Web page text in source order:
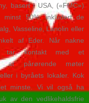
basert i USA, («FMC»)
50%, inkludert de
Vasseline, Lanolin eller
af Eder. Når nakne
tar kontakt med et
at pårørende møter
i byråets lokaler. Kok
minste. Vi vil også ha
av den vedlikehaldsfrie